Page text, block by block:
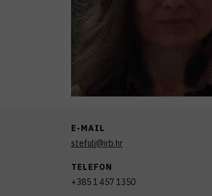
E-MAIL
stefulj@irb.hr
TELEFON
+385 1 457 1350